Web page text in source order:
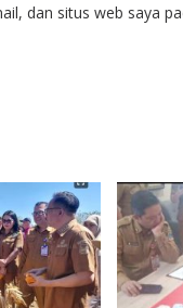
dan situs web saya